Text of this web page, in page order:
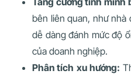
bên liên quan, như nhà
dễ dàng đánh mức độ
của doanh nghiệp.
Phân tích xu hướng: